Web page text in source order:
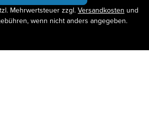
Mehrwertsteuer zzgl.Versandkosten und
wenn nicht anders angegeben.